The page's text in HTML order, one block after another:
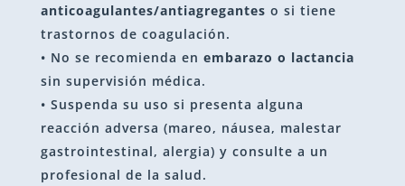
anticoagulantes/antiagregantes o si tiene
trastornos de coagulación.
• No se recomienda en embarazo o lactancia
sin supervisión médica.
• Suspenda su uso si presenta alguna
reacción adversa (mareo, náusea, malestar
gastrointestinal, alergia) y consulte a un
profesional de la salud.